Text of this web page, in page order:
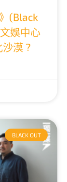
(Black
娛中心
漠 ?
BLACK OUT